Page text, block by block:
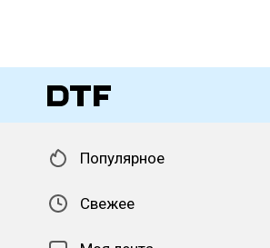
Популярное
Свежее